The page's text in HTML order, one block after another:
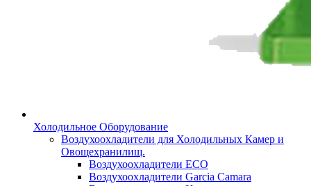
Холодильное Оборудование
Воздухоохладители для Холодильных Камер и
Овощехранилищ.
Воздухоохладители ECO
Воздухоохладители Garcia Camara